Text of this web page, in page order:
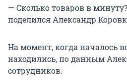
— Сколько товаров в
поделился Александр
На момент, когда началось
находились, по данным
сотрудников.